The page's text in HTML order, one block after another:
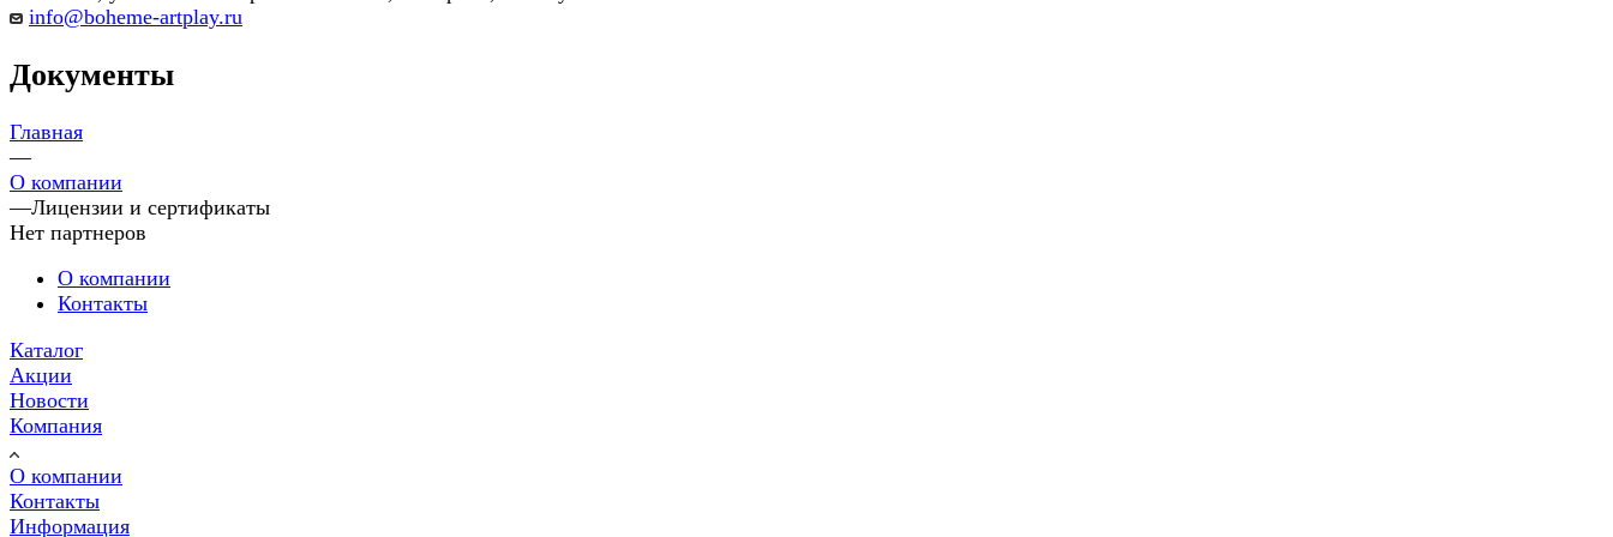
info@boheme-artplay.ru
Документы
Главная
—
О компании
—Лицензии и сертификаты
Нет партнеров
О компании
Контакты
Каталог
Акции
Новости
Компания
О компании
Контакты
Информация